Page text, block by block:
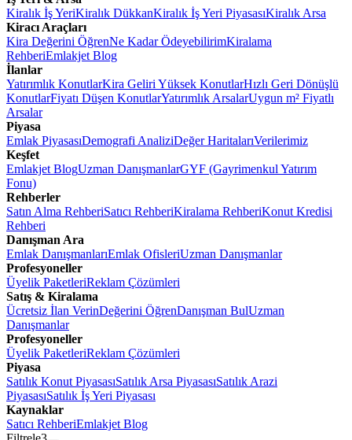
Kiralık İş YeriKiralık DükkanKiralık İş Yeri PiyasasıKiralık Arsa
Kiracı Araçları
Kira Değerini ÖğrenNe Kadar ÖdeyebilirimKiralama
RehberiEmlakjet Blog
İlanlar
Yatırımlık KonutlarKira Geliri Yüksek KonutlarHızlı Geri Dönüşlü
KonutlarFiyatı Düşen KonutlarYatırımlık ArsalarUygun m² Fiyatlı
Arsalar
Piyasa
Emlak PiyasasıDemografi AnaliziDeğer HaritalarıVerilerimiz
Keşfet
Emlakjet BlogUzman DanışmanlarGYF (Gayrimenkul Yatırım
Fonu)
Rehberler
Satın Alma RehberiSatıcı RehberiKiralama RehberiKonut Kredisi
Rehberi
Danışman Ara
Emlak DanışmanlarıEmlak OfisleriUzman Danışmanlar
Profesyoneller
Üyelik PaketleriReklam Çözümleri
Satış & Kiralama
Ücretsiz İlan VerinDeğerini ÖğrenDanışman BulUzman
Danışmanlar
Profesyoneller
Üyelik PaketleriReklam Çözümleri
Piyasa
Satılık Konut PiyasasıSatılık Arsa PiyasasıSatılık Arazi
PiyasasıSatılık İş Yeri Piyasası
Kaynaklar
Satıcı RehberiEmlakjet Blog